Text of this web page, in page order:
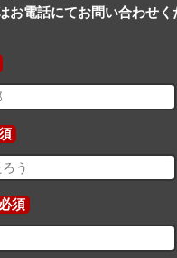
お電話にてお問い合わせく
必須